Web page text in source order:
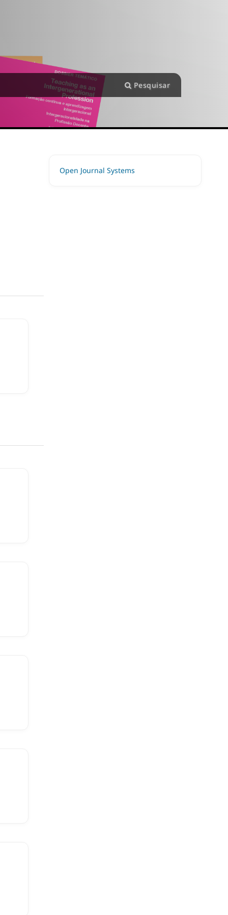
Pesquisar
Open Journal Systems